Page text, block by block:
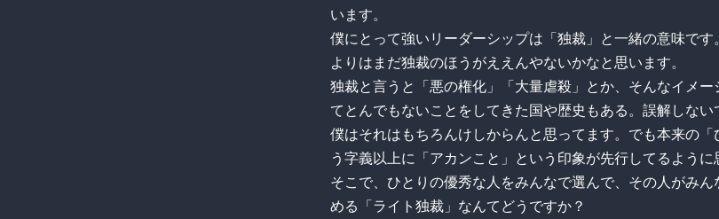
います。
僕にとって強いリーダーシップは「独裁」と一緒の意味で
よりはまだ独裁のほうがええんやないかなと思います。
独裁と言うと「悪の権化」「大量虐殺」とか、そんなイメー
てとんでもないことをしてきた国や歴史もある。誤解しない
僕はそれはもちろんけしからんと思ってます。でも本来の「
う字義以上に「アカンこと」という印象が先行してるように
そこで、ひとりの優秀な人をみんなで選んで、その人がみ
める「ライト独裁」なんてどうですか？